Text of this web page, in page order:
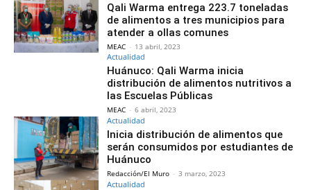
Qali Warma entrega 223.7 toneladas
de alimentos a tres municipios para
atender a ollas comunes
MEAC - 13 abril, 2023
Actualidad
Huánuco: Qali Warma inicia
distribución de alimentos nutritivos a
las Escuelas Públicas
MEAC - 6 abril, 2023
Actualidad
Inicia distribución de alimentos que
serán consumidos por estudiantes de
Huánuco
Redacción/El Muro - 3 marzo, 2023
Actualidad